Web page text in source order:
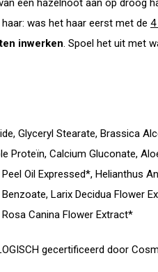
een hazelnoot aan op droog
was het haar eerst met de 4
inwerken. Spoel het
Glyceryl Stearate, Brassica
Proteïn, Calcium Gluconate,
Oil Expressed*, Helianthus
Larix Decidua Flower
Canina Flower Extract*
gecertificeerd door